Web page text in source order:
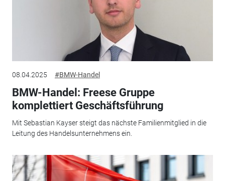
08.04.2025 #BMW-Handel
BMW-Handel: Freese Gruppe
komplettiert Geschäftsführung
Mit Sebastian Kayser steigt das nächste Familienmitglied in die
Leitung des Handelsunternehmens ein.